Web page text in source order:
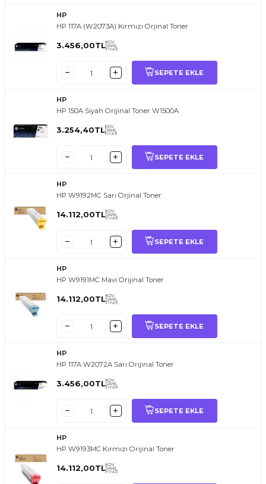
HP
HP 117A (W2073A) Kırmızı Orjinal Toner
3.456,00TLKDV
DAHİL
FİYATI
SEPETE EKLE
HP
HP 150A Siyah Orijinal Toner W1500A
3.254,40TLKDV
DAHİL
FİYATI
SEPETE EKLE
HP
HP W9192MC Sarı Orjinal Toner
14.112,00TLKDV
DAHİL
FİYATI
SEPETE EKLE
HP
HP W9191MC Mavi Orijinal Toner
14.112,00TLKDV
DAHİL
FİYATI
SEPETE EKLE
HP
HP 117A W2072A Sarı Orijinal Toner
3.456,00TLKDV
DAHİL
FİYATI
SEPETE EKLE
HP
HP W9193MC Kırmızı Orijinal Toner
14.112,00TLKDV
DAHİL
FİYATI